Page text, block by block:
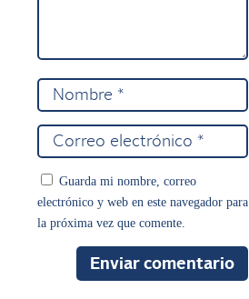
Guarda mi nombre, correo
electrónico y web en este navegador para
la próxima vez que comente.